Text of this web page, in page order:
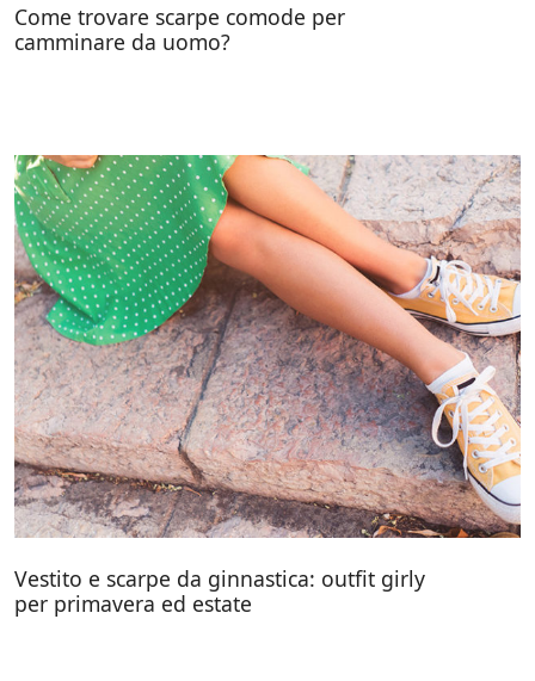
Come trovare scarpe comode per
camminare da uomo?
Vestito e scarpe da ginnastica: outfit girly
per primavera ed estate